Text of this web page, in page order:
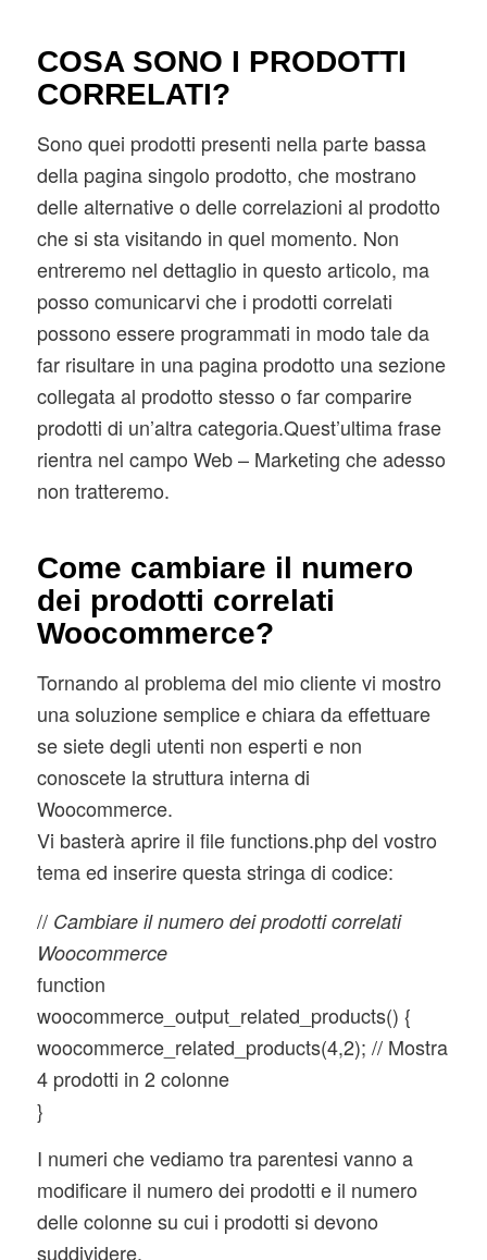
COSA SONO I PRODOTTI
CORRELATI?
Sono quei prodotti presenti nella parte bassa
della pagina singolo prodotto, che mostrano
delle alternative o delle correlazioni al prodotto
che si sta visitando in quel momento. Non
entreremo nel dettaglio in questo articolo, ma
posso comunicarvi che i prodotti correlati
possono essere programmati in modo tale da
far risultare in una pagina prodotto una sezione
collegata al prodotto stesso o far comparire
prodotti di un’altra categoria.Quest’ultima frase
rientra nel campo Web – Marketing che adesso
non tratteremo.
Come cambiare il numero
dei prodotti correlati
Woocommerce?
Tornando al problema del mio cliente vi mostro
una soluzione semplice e chiara da effettuare
se siete degli utenti non esperti e non
conoscete la struttura interna di
Woocommerce.
Vi basterà aprire il file functions.php del vostro
tema ed inserire questa stringa di codice:
//Cambiare il numero dei prodotti correlati
Woocommerce
function
woocommerce_output_related_products() {
woocommerce_related_products(4,2); // Mostra
4 prodotti in 2 colonne
}
I numeri che vediamo tra parentesi vanno a
modificare il numero dei prodotti e il numero
delle colonne su cui i prodotti si devono
suddividere.